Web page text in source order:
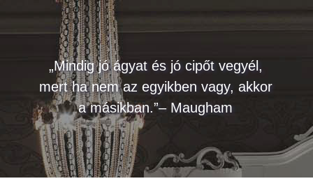
„Mindig jó ágyat és jó cipőt vegyél,
mert ha nem az egyikben vagy, akkor
a másikban.”– Maugham